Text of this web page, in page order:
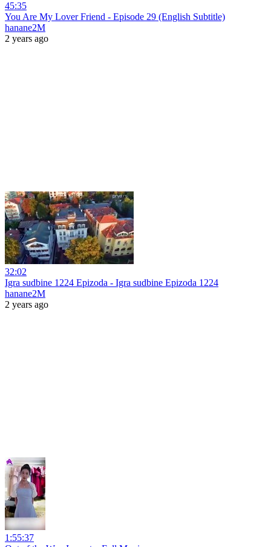
45:35
You Are My Lover Friend - Episode 29 (English Subtitle)
hanane2M
2 years ago
32:02
Igra sudbine 1224 Epizoda - Igra sudbine Epizoda 1224
hanane2M
2 years ago
1:55:37